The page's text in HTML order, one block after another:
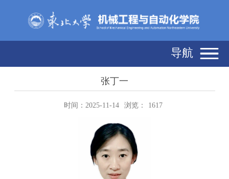
导航
张丁一
时间：2025-11-14 浏览： 1617